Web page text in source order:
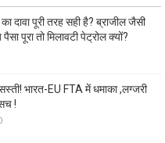
दावा पूरी तरह सही है? ब्राजील जैसी
पूरा तो मिलावटी पेट्रोल क्यों?
भारत-EU FTA में धमाका ,लग्जरी
!